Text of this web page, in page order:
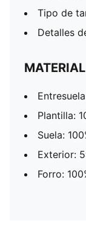
Tipo de
Detalles
Plantilla:
Suela:
Exterior:
Forro: